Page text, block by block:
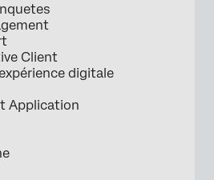
Client
digitale
Application